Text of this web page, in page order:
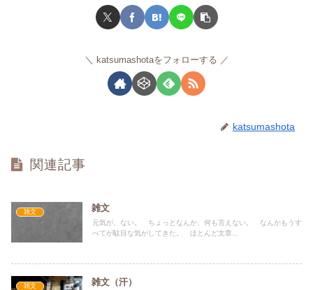
katsumashotaをフォローする
katsumashota
関連記事
雑文 雑文
元気が、ない。 ちょっとなんか、何も言えない。 なんかもうす
べてが駄目な気がしてきた。 ほとんど文章...
雑文 雑文（汗）